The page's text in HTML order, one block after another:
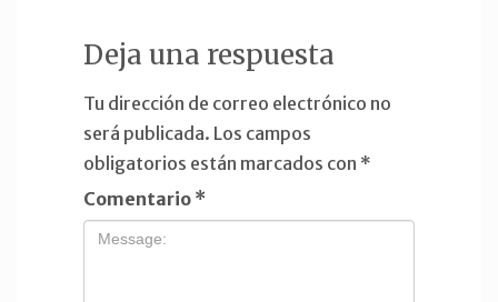
Deja una respuesta
Tu dirección de correo electrónico no
será publicada. Los campos
obligatorios están marcados con *
Comentario *